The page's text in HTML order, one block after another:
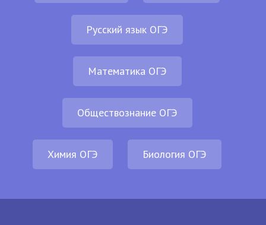
Русский язык ОГЭ
Математика ОГЭ
Обществознание ОГЭ
Химия ОГЭ Биология ОГЭ